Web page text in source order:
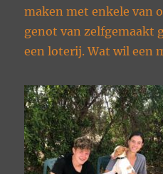
maken met enkele van
genot van zelfgemaakt
een loterij. Wat wil een